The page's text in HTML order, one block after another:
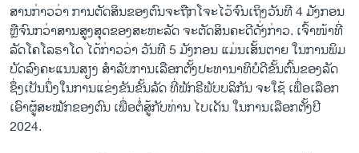
ສານ​ກ່າວ​ວ່າ ການ​ຕັດ​ສິນ​ຂອງ​ຕົນ​ຈະ​ຖືກ​ໂຈະ​ໄວ້​ຈົນ​ເຖິງ​ວັນ​ທີ 4 ມັງ​ກອນ
ຫຼື​ຈົນ​ກວ່າ​ສານ​ສູງ​ສຸດ​ຂອງ​ສະ​ຫະ​ລັດ​ ຈະ​ຕັດ​ສິນຄະ​ດີ​ດັ່ງ​ກ່າວ. ເຈົ້າ​ໜ້າ​ທີ່
ລັດໂຄໂລຣາໂດ ​ໄດ້​ກ່າວ​ວ່າ ວັນ​ທີ 5 ມັງກອນ ແມ່ນ​ເສັ້ນ​ຕາຍ​ ໃນ​ການ​ພິມ​
ບັດລົງຄະແນນສຽງ ສຳລັບການ​ເລືອກ​ຕັ້ງ​ປະທານາທິບໍດີ​ຂັ້ນ​ຕົ້ນ​ຂອງ​ລັດ
ຊຶ່ງ​ເປັນນຶ່ງໃນ​ການ​ແຂ່ງ​ຂັນ​ຂັ້ນ​ລັດ ທີ່​ພັກຣີພັບ​ບລິ​ກັນ ຈະ​ໃຊ້ ເພື່ອ​ເລືອກ​
ເອົາ​ຜູ້​ສະໝັກ​ຂອງ​ຕົນ ​ເພື່ອຕໍ່ສູ້​ກັບທ່ານ ໄບເດັນ ​ໃນ​ການ​ເລືອກ​ຕັ້ງ​ປີ
2024.